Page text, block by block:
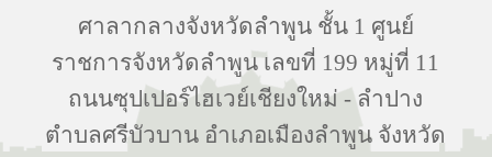
ศาลากลางจังหวัดลำพูน ชั้น 1 ศูนย์
ราชการจังหวัดลำพูน เลขที่ 199 หมู่ที่ 11
ถนนซุปเปอร์ไฮเวย์เชียงใหม่ - ลำปาง
ตำบลศรีบัวบาน อำเภอเมืองลำพูน จังหวัด